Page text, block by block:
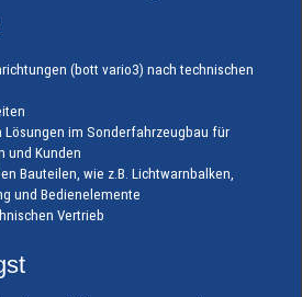
(bott vario3) nach technischen
Lösungen im Sonderfahrzeugbau für
und Kunden
Bauteilen, wie z.B. Lichtwarnbalken,
und Bedienelemente
Vertrieb